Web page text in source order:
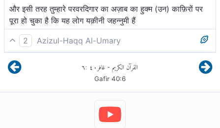
और इसी तरह तुम्हारे परवरदिगार का अज़ाब का हुक्म (उन) काफ़िरों पर
पूरा हो चुका है कि यह लोग यक़ीनी जहन्नुमी हैं
2
Azizul-Haqq Al-Umary
और इसी प्रकार, सिध्द हो गई आपके पालनहार की बात उनपर, जो
काफ़िर हो गये कि वही नारकी हैं।
القرآن الكريم - غافر٤٠ :٦
Gafir40:6